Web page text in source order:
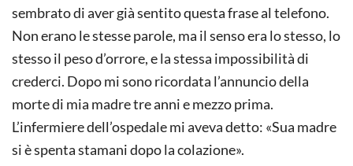
sembrato di aver già sentito questa frase al telefono.
Non erano le stesse parole, ma il senso era lo stesso, lo
stesso il peso d’orrore, e la stessa impossibilità di
crederci. Dopo mi sono ricordata l’annuncio della
morte di mia madre tre anni e mezzo prima.
L’infermiere dell’ospedale mi aveva detto: «Sua madre
si è spenta stamani dopo la colazione».